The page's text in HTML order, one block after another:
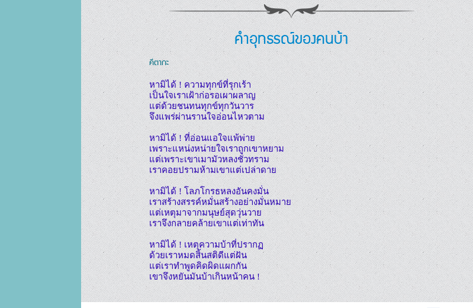
คำอุทธรณ์ของคนบ้า
คีตากะ
หามิได้ ! ความทุกข์ที่รุกเร้า
เป็นใจเราเฝ้าก่อรอเผาผลาญ
แต่ด้วยชนทนทุกข์ทุกวันวาร
จึงแพร่ผ่านรานใจอ่อนไหวตาม
หามิได้ ! ที่อ่อนแอใจแพ้พ่าย
เพราะแหน่งหน่ายใจเราถูกเขาหยาม
แต่เพราะเขาเมามัวหลงชั่วทราม
เราคอยปรามห้ามเขาแต่เปล่าดาย
หามิได้ ! โลภโกรธหลงอันคงมั่น
เราสร้างสรรค์หมั่นสร้างอย่างมั่นหมาย
แต่เหตุมาจากมนุษย์สุดวุ่นวาย
เราจึงกลายคล้ายเขาแต่เท่าทัน
หามิได้ ! เหตุความบ้าที่ปรากฏ
ด้วยเราหมดสิ้นสติดีแต่ฝัน
แต่เราทำพูดคิดผิดแผกกัน
เขาจึงหยันมันบ้าเกินหน้าคน !